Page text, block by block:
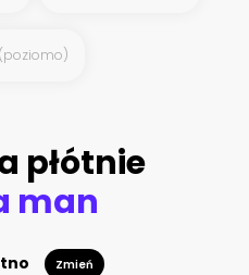
płótnie
man
Zmień